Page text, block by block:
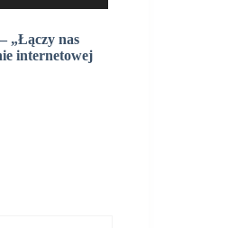
„Łączy nas
internetowej